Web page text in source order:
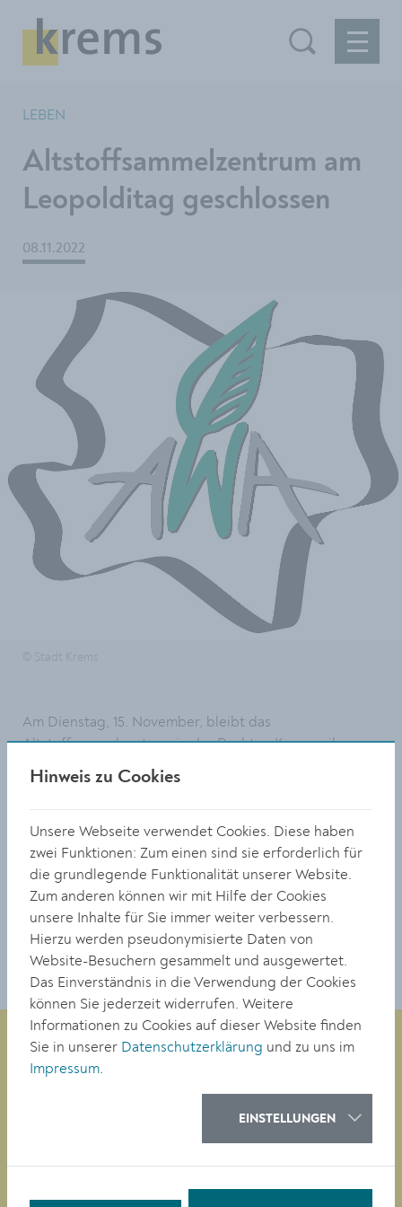
LEBEN
Altstoffsammelzentrum am
Leopolditag geschlossen
08.11.2022
Am Dienstag, 15. November, bleibt das
Altstoffsammelzentrum in der Rechten Kremszeile
geschlossen. Ab Donnerstag, 17. November, gelten
wieder die regulären Öffnungszeiten von 08:00 bis
https://www.awa-stadtkrems.at/
TEILEN
Hinweis zu Cookies
Unsere Webseite verwendet Cookies. Diese haben
zwei Funktionen: Zum einen sind sie erforderlich für
die grundlegende Funktionalität unserer Website.
Zum anderen können wir mit Hilfe der Cookies
unsere Inhalte für Sie immer weiter verbessern.
Hierzu werden pseudonymisierte Daten von
Website-Besuchern gesammelt und ausgewertet.
Das Einverständnis in die Verwendung der Cookies
können Sie jederzeit widerrufen. Weitere
Informationen zu Cookies auf dieser Website finden
Sie in unserer Datenschutzerklärung und zu uns im
Impressum.
EINSTELLUNGEN